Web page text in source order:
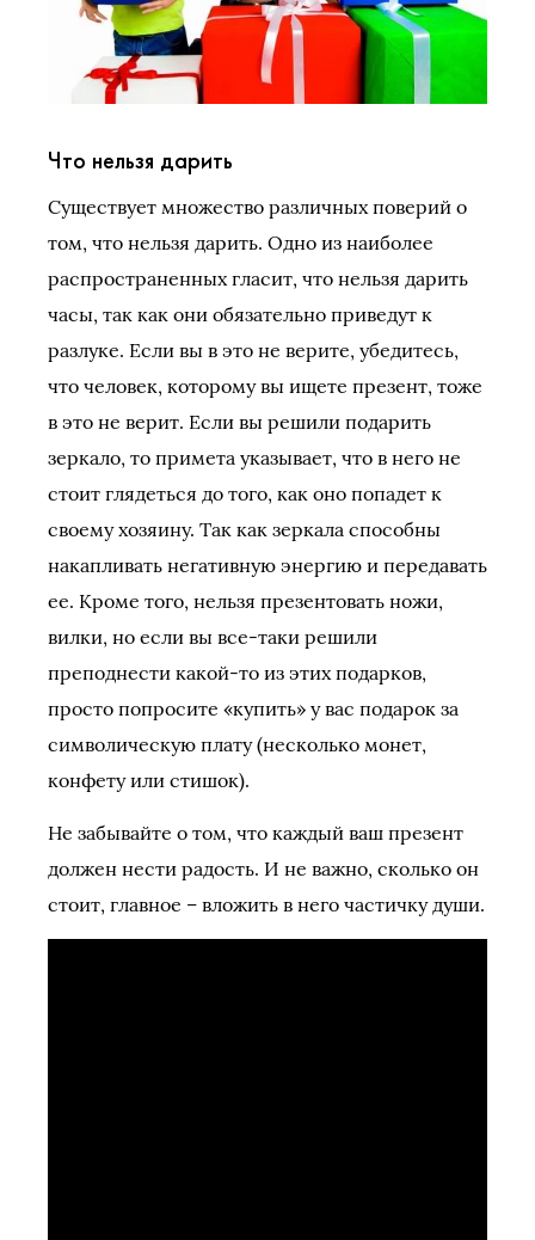
Что нельзя дарить
Существует множество различных поверий о
том, что нельзя дарить. Одно из наиболее
распространенных гласит, что нельзя дарить
часы, так как они обязательно приведут к
разлуке. Если вы в это не верите, убедитесь,
что человек, которому вы ищете презент, тоже
в это не верит. Если вы решили подарить
зеркало, то примета указывает, что в него не
стоит глядеться до того, как оно попадет к
своему хозяину. Так как зеркала способны
накапливать негативную энергию и передавать
ее. Кроме того, нельзя презентовать ножи,
вилки, но если вы все-таки решили
преподнести какой-то из этих подарков,
просто попросите «купить» у вас подарок за
символическую плату (несколько монет,
конфету или стишок).
Не забывайте о том, что каждый ваш презент
должен нести радость. И не важно, сколько он
стоит, главное – вложить в него частичку души.